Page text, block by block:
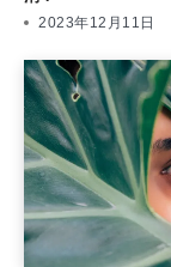
2023年12月11日